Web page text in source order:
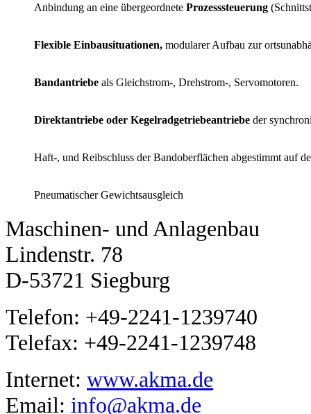
Anbindung an eine übergeordnete Prozesssteuerung
Flexible Einbausituationen, modularer Aufbau zur
Bandantriebe als Gleichstrom-, Drehstrom-, Servomotoren.
Direktantriebe oder Kegelradgetriebeantriebe der
Haft-, und Reibschluss der Bandoberflächen abgestimmt auf
Pneumatischer Gewichtsausgleich
Maschinen- und Anlagenbau
Lindenstr. 78
D-53721 Siegburg
Telefon: +49-2241-1239740
Telefax: +49-2241-1239748
Internet: www.akma.de
Email: info@akma.de